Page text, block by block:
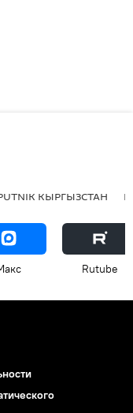
КЫРГЫЗСТАН
Rutube